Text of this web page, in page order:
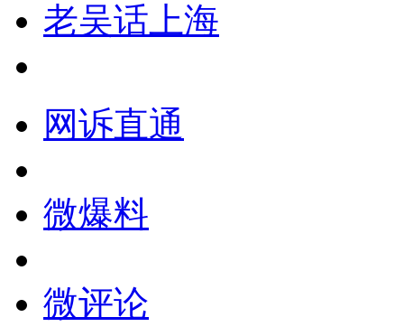
老吴话上海
网诉直通
微爆料
微评论